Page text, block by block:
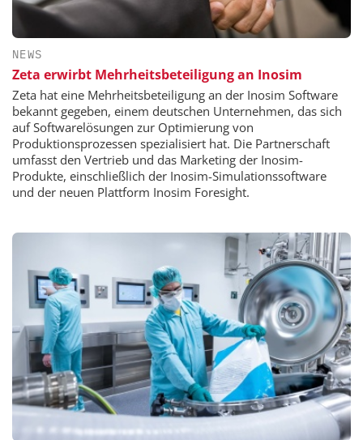
NEWS
Zeta erwirbt Mehrheitsbeteiligung an Inosim
Zeta hat eine Mehrheitsbeteiligung an der Inosim Software
bekannt gegeben, einem deutschen Unternehmen, das sich
auf Softwarelösungen zur Optimierung von
Produktionsprozessen spezialisiert hat. Die Partnerschaft
umfasst den Vertrieb und das Marketing der Inosim-
Produkte, einschließlich der Inosim-Simulationssoftware
und der neuen Plattform Inosim Foresight.